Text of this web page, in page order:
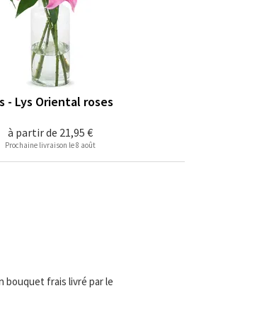
à partir de 21,95 €
- Lys Oriental roses
Prochaine livraison le 8 août
bouquet frais livré par le